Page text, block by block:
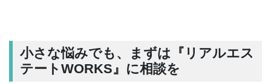
小さな悩みでも、まずは『リアルエス
テートWORKS』に相談を